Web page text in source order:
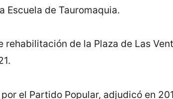
Escuela de Tauromaquia.
de la Plaza de Las
el Partido Popular, adjudicó en